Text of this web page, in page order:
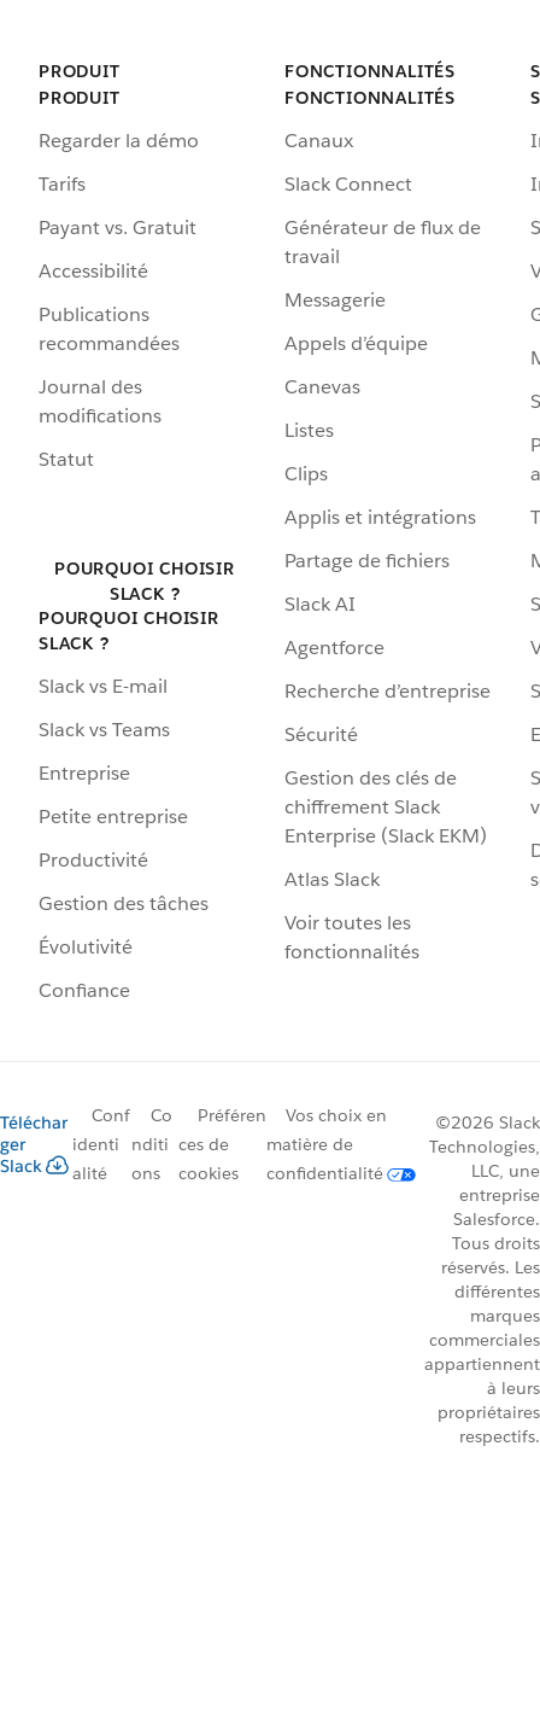
PRODUIT
PRODUIT
Regarder la démo
Tarifs
Payant vs. Gratuit
Accessibilité
Publications
recommandées
Journal des
modifications
Statut
POURQUOI CHOISIR
SLACK ?
POURQUOI CHOISIR
SLACK ?
Slack vs E-mail
Slack vs Teams
Entreprise
Petite entreprise
Productivité
Gestion des tâches
Évolutivité
Confiance
FONCTIONNALITÉS
FONCTIONNALITÉS
Canaux
Slack Connect
Générateur de flux de
travail
Messagerie
Appels d’équipe
Canevas
Listes
Clips
Applis et intégrations
Partage de fichiers
Slack AI
Agentforce
Recherche d’entreprise
Sécurité
Gestion des clés de
chiffrement Slack
Enterprise (Slack EKM)
Atlas Slack
Voir toutes les
fonctionnalités
Téléchar
ger
Slack
Conf
identi
alité
Co
nditi
ons
Préféren
ces de
cookies
Vos choix en
matière de
confidentialité
©2026 Slack
Technologies,
LLC, une
entreprise
Salesforce.
Tous droits
réservés. Les
différentes
marques
commerciales
appartiennent
à leurs
propriétaires
respectifs.